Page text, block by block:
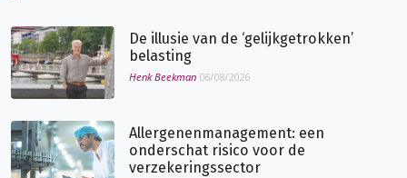
De illusie van de ‘gelijkgetrokken’
belasting
Henk Beekman 06/08/2026
Allergenenmanagement: een
onderschat risico voor de
verzekeringssector